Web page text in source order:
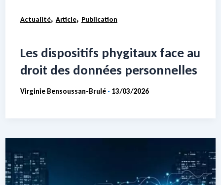
Actualité, Article, Publication
Les dispositifs phygitaux face au
droit des données personnelles
Virginie Bensoussan-Brulé - 13/03/2026